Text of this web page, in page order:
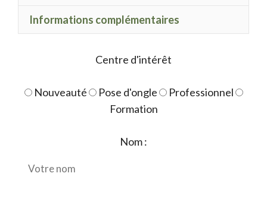
Informations complémentaires
Centre d'intérêt
Nouveauté Pose d'ongle
Professionnel
Formation
Nom :